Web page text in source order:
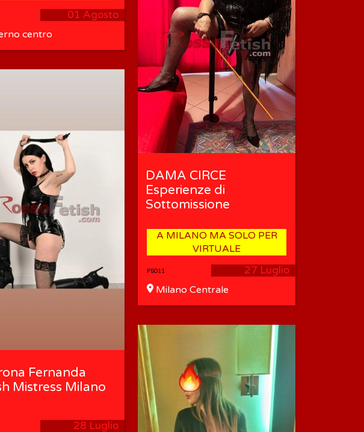
01 Agosto
centro
Fernanda
Mistress Milano
28 Luglio
DAMA CIRCE
Esperienze di
Sottomissione
A MILANO MA SOLO PER
VIRTUALE
27 Luglio
F5011
Milano Centrale